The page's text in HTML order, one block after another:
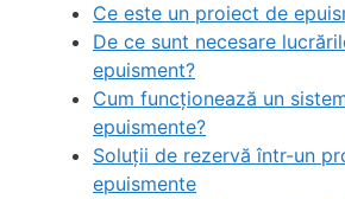
Ce este un proiect de
De ce sunt necesare
epuisment?
Cum funcționează un
epuismente?
Soluții de rezervă într-un
epuismente